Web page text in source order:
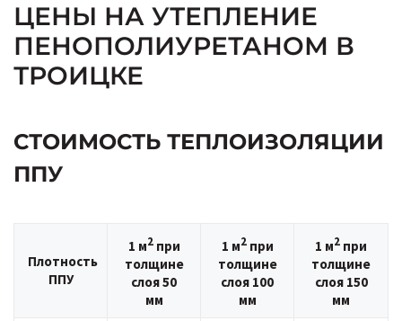
ЦЕНЫ НА УТЕПЛЕНИЕ
ПЕНОПОЛИУРЕТАНОМ В
ТРОИЦКЕ
СТОИМОСТЬ ТЕПЛОИЗОЛЯЦИИ
ППУ
Плотность
ППУ
1 м2при
толщине
слоя 50
мм
1 м2при
толщине
слоя 100
мм
1 м2 при
толщине
слоя 150
мм